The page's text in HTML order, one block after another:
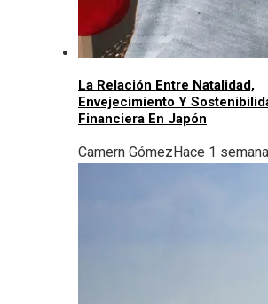
La Relación Entre Natalidad,
Envejecimiento Y
Financiera En Japón
Camern GómezHace 1 semana